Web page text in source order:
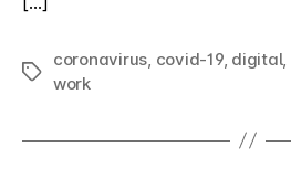
Schlagwörter
coronavirus covid-19, digital,
work